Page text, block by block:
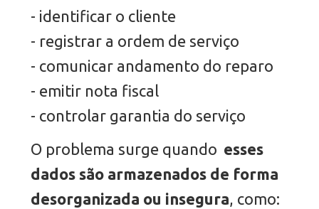
- identificar o cliente
- registrar a ordem de serviço
- comunicar andamento do reparo
- emitir nota fiscal
- controlar garantia do serviço
O problema surge quando esses
dados são armazenados de forma
desorganizada ou insegura, como: